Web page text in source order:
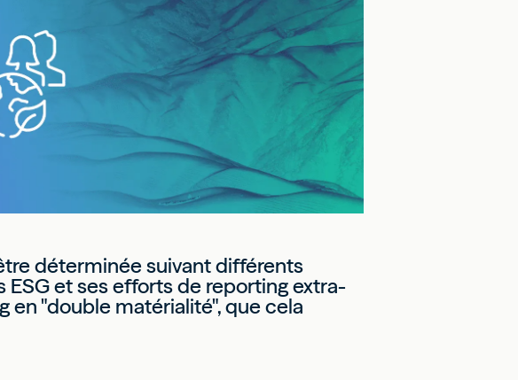
déterminée suivant différents
et ses efforts de reporting extra-
en "double matérialité", que cela